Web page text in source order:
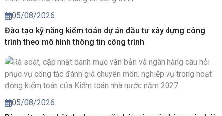
05/08/2026
Đào tạo kỹ năng kiểm toán dự án đầu tư xây dựng công
trình theo mô hình thông tin công trình
05/08/2026